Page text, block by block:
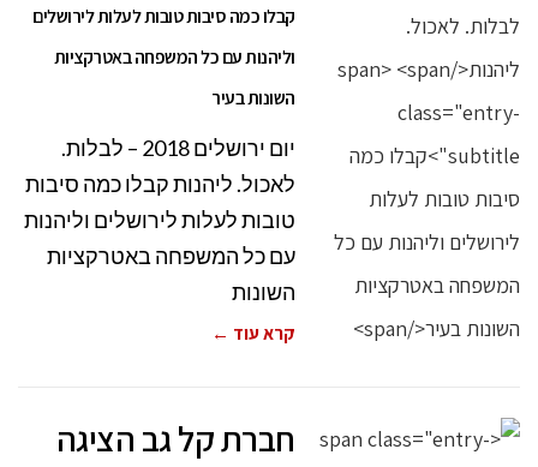
קבלו כמה סיבות טובות לעלות לירושלים
וליהנות עם כל המשפחה באטרקציות
השונות בעיר
יום ירושלים 2018 – לבלות.
לאכול. ליהנות קבלו כמה סיבות
טובות לעלות לירושלים וליהנות
עם כל המשפחה באטרקציות
השונות
קרא עוד ←
חברת קל גב הציגה